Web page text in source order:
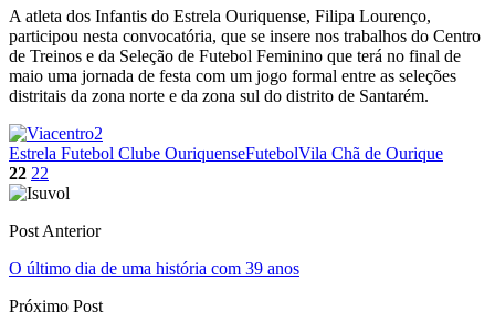
A atleta dos Infantis do Estrela Ouriquense, Filipa Lourenço,
participou nesta convocatória, que se insere nos trabalhos do Centro
de Treinos e da Seleção de Futebol Feminino que terá no final de
maio uma jornada de festa com um jogo formal entre as seleções
distritais da zona norte e da zona sul do distrito de Santarém.
Estrela Futebol Clube OuriquenseFutebolVila Chã de Ourique
22 22
Post Anterior
O último dia de uma história com 39 anos
Próximo Post